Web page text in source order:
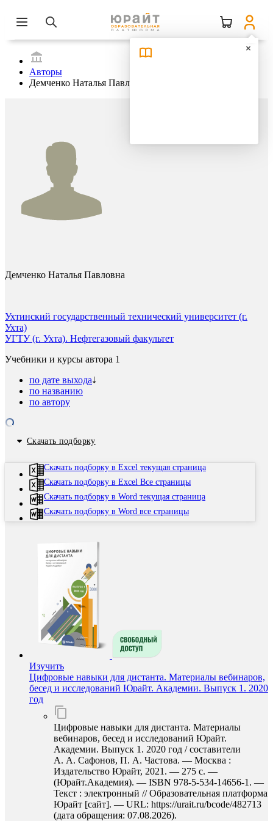
Авторы
Демченко Наталья Павловна
Демченко Наталья Павловна
Ухтинский государственный технический университет (г.
Ухта)
УГТУ (г. Ухта). Нефтегазовый факультет
Учебники и курсы автора 1
по дате выхода
по названию
по автору
Скачать подборку
Скачать подборку в Excel текущая страница
Скачать подборку в Excel Все страницы
Скачать подборку в Word текущая страница
Скачать подборку в Word все страницы
Изучить
Цифровые навыки для дистанта. Материалы вебинаров,
бесед и исследований Юрайт. Академии. Выпуск 1. 2020
год
Цифровые навыки для дистанта. Материалы
вебинаров, бесед и исследований Юрайт.
Академии. Выпуск 1. 2020 год / составители
А. А. Сафонов, П. А. Частова. — Москва :
Издательство Юрайт, 2021. — 275 с. —
(Юрайт.Академия). — ISBN 978-5-534-14656-1. —
Текст : электронный // Образовательная платформа
Юрайт [сайт]. — URL: https://urait.ru/bcode/482713
(дата обращения: 07.08.2026).